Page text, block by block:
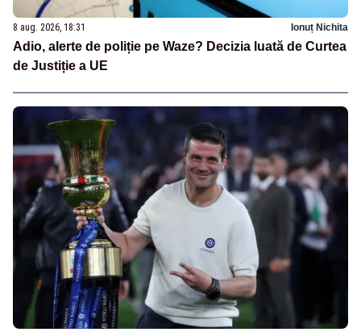
8 aug. 2026, 18:31 Ionuț Nichita
Adio, alerte de poliție pe Waze? Decizia luată de Curtea
de Justiție a UE